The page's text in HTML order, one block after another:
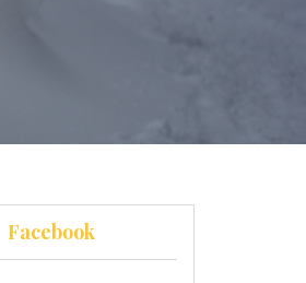
Facebook